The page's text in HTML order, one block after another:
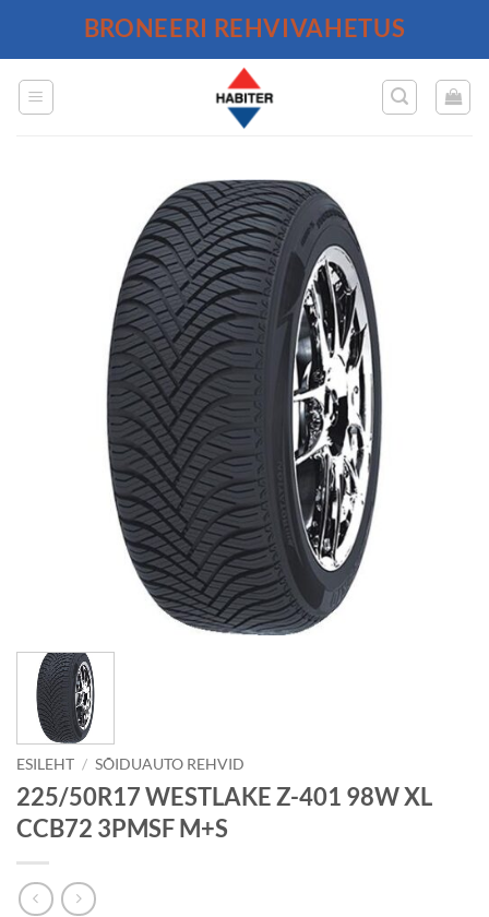
BRONEERI REHVIVAHETUS
ESILEHT / SÕIDUAUTO REHVID
225/50R17 WESTLAKE Z-401 98W XL
CCB72 3PMSF M+S